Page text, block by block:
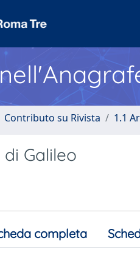
Contributo su Rivista 1.1
Galileo
completa